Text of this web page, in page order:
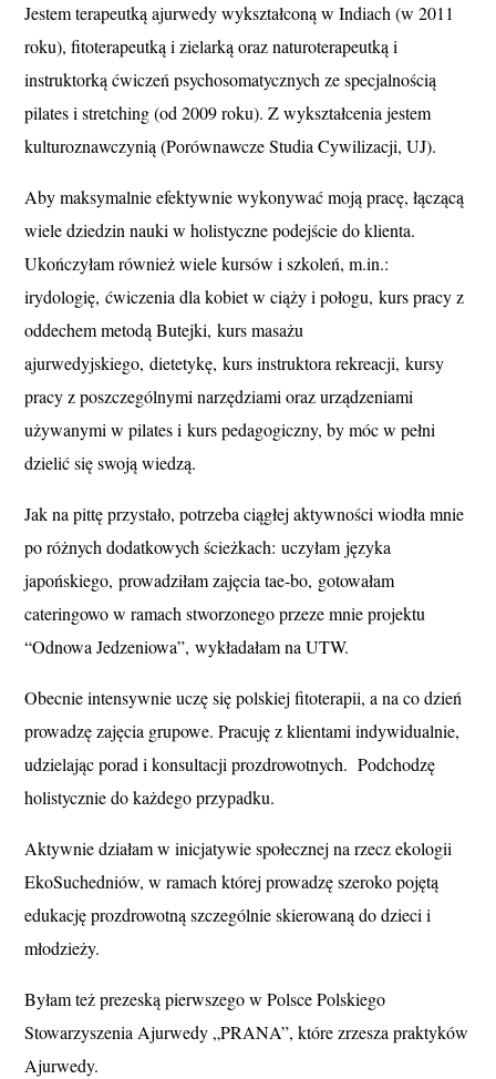
Jestem terapeutką ajurwedy wykształconą w Indiach (w 2011
roku), fitoterapeutką i zielarką oraz naturoterapeutką i
instruktorką ćwiczeń psychosomatycznych ze specjalnością
pilates i stretching (od 2009 roku). Z wykształcenia jestem
kulturoznawczynią (Porównawcze Studia Cywilizacji, UJ).
Aby maksymalnie efektywnie wykonywać moją pracę, łączącą
wiele dziedzin nauki w holistyczne podejście do klienta.
Ukończyłam również wiele kursów i szkoleń, m.in.:
irydologię,ćwiczenia dla kobiet w ciąży i połogu,kurs pracy z
oddechem metodą Butejki,kurs masażu
ajurwedyjskiego,dietetykę,kurs instruktora rekreacji,kursy
pracy z poszczególnymi narzędziami oraz urządzeniami
używanymi w pilates ikurs pedagogiczny, by móc w pełni
dzielić się swoją wiedzą.
Jak na pittę przystało, potrzeba ciągłej aktywności wiodła mnie
po różnych dodatkowych ścieżkach:uczyłam języka
japońskiego,prowadziłam zajęcia tae-bo, gotowałam
cateringowo w ramach stworzonego przeze mnie projektu
“Odnowa Jedzeniowa”,wykładałam na UTW.
Obecnie intensywnie uczę się polskiej fitoterapii, a na co dzień
prowadzę zajęcia grupowe. Pracuję z klientami indywidualnie,
udzielając porad i konsultacji prozdrowotnych. Podchodzę
holistycznie do każdego przypadku.
Aktywnie działam w inicjatywie społecznej na rzecz ekologii
EkoSuchedniów, w ramach której prowadzę szeroko pojętą
edukację prozdrowotną szczególnie skierowaną do dzieci i
młodzieży.
Byłam też prezeską pierwszego w Polsce Polskiego
Stowarzyszenia Ajurwedy „PRANA”, które zrzesza praktyków
Ajurwedy.